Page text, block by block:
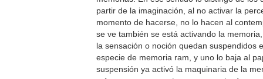
partir de la imaginación, al no activar la
momento de hacerse, no lo hacen al
se ve también se está activando la
la sensación o noción quedan suspendidos
especie de memoria ram, y uno lo baja al
suspensión ya activó la maquinaria de la